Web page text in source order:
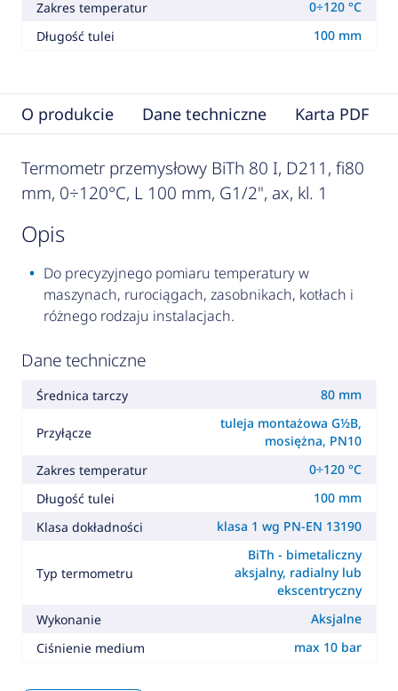
Zakres temperatur
0÷120 °C
Długość tulei
100 mm
O produkcie Dane techniczne Karta PDF
Termometr przemysłowy BiTh 80 I, D211, fi80
mm, 0÷120°C, L 100 mm, G1/2", ax, kl. 1
opis
Do precyzyjnego pomiaru temperatury w
maszynach, rurociągach, zasobnikach, kotłach i
różnego rodzaju instalacjach.
Dane techniczne
Średnica tarczy 80 mm
Przyłącze
tuleja montażowa G½B,
mosiężna, PN10
Zakres temperatur
0÷120 °C
Długość tulei
100 mm
Klasa dokładności
klasa 1 wg PN-EN 13190
Typ termometru
BiTh - bimetaliczny
aksjalny, radialny lub
ekscentryczny
Wykonanie
Aksjalne
Ciśnienie medium
max 10 bar